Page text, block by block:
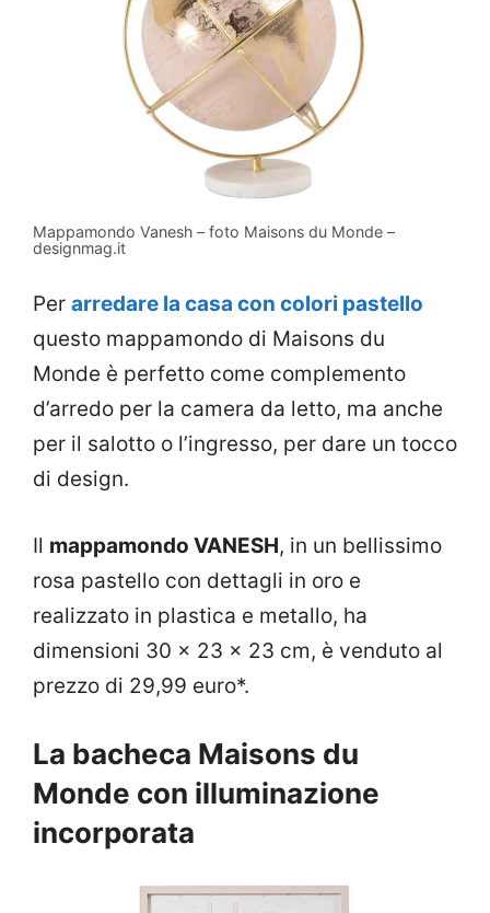
Mappamondo Vanesh – foto Maisons du Monde –
designmag.it
Per arredare la casa con colori pastello
questo mappamondo di Maisons du
Monde è perfetto come complemento
d’arredo per la camera da letto, ma anche
per il salotto o l’ingresso, per dare un tocco
di design.
Il mappamondo VANESH, in un bellissimo
rosa pastello con dettagli in oro e
realizzato in plastica e metallo, ha
dimensioni 30 x 23 x 23 cm, è venduto al
prezzo di 29,99 euro*.
La bacheca Maisons du
Monde con illuminazione
incorporata